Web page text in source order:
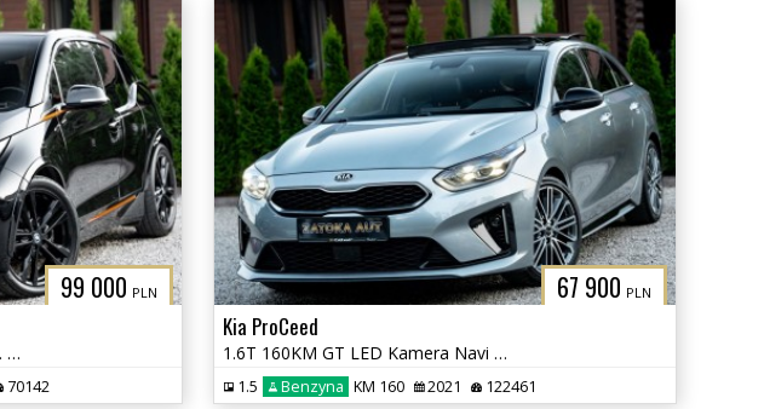
99 000 PLN
Road Edition LED Kamera Nav Grz. Fot Skóra H&K Tempomat
70142
67 900 PLN
Kia ProCeed
1.6T 160KM GT LED Kamera Navi Grz. Fot. Lane Ass. ACC PDC JBL
1.5 Benzyna KM 160 2021 122461